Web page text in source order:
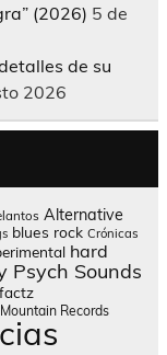
(2026) 5 de
de su
2026
Alternative
blues rock Crónicas
hard
Psych Sounds
Records